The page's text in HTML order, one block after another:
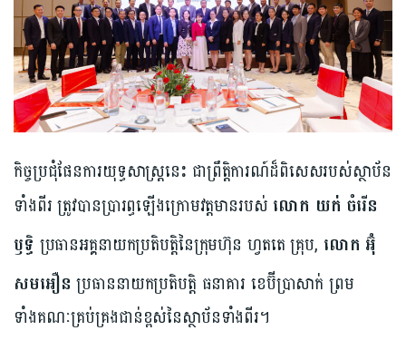
កិច្ចប្រជុំផែនការយុទ្ធសាស្រ្តនេះ ជាព្រឹត្តិការណ៍ដ៏ពិសេសរបស់ស្ថាប័ន
ទាំងពីរ ត្រូវបានប្រារព្ធឡើងក្រោមវត្តមានរបស់ លោក យក់ ចំរើន
ឫទ្ធិ ប្រធានអគ្គនាយកប្រតិបត្តិនៃក្រុមហ៊ុន ហ្វតតេ គ្រុប, លោក អ៊ុំ
សមអឿន ប្រធាននាយកប្រតិបត្តិ ធនាគារ ខេប៊ីប្រាសាក់ ព្រម
ទាំងគណៈគ្រប់គ្រងជាន់ខ្ពស់នៃស្ថាប័នទាំងពីរ។